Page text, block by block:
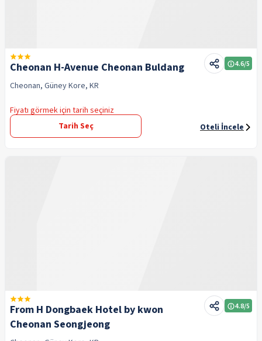
Cheonan H-Avenue Cheonan Buldang 4.6/5
Cheonan, Güney Kore, KR
Fiyatı görmek için tarih seçiniz
Tarih Seç
Oteli İncele
From H Dongbaek Hotel by kwon
Cheonan Seongjeong
4.8/5